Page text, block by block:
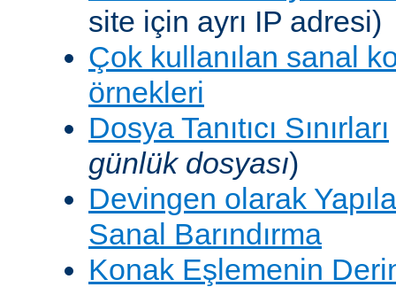
site için ayrı IP adresi)
Çok kullanılan sanal
örnekleri
Dosya Tanıtıcı Sınırları
günlük dosyası)
Devingen olarak
Sanal Barındırma
Konak Eşlemenin